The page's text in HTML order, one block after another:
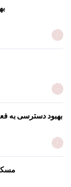
بهبود دسترسی به